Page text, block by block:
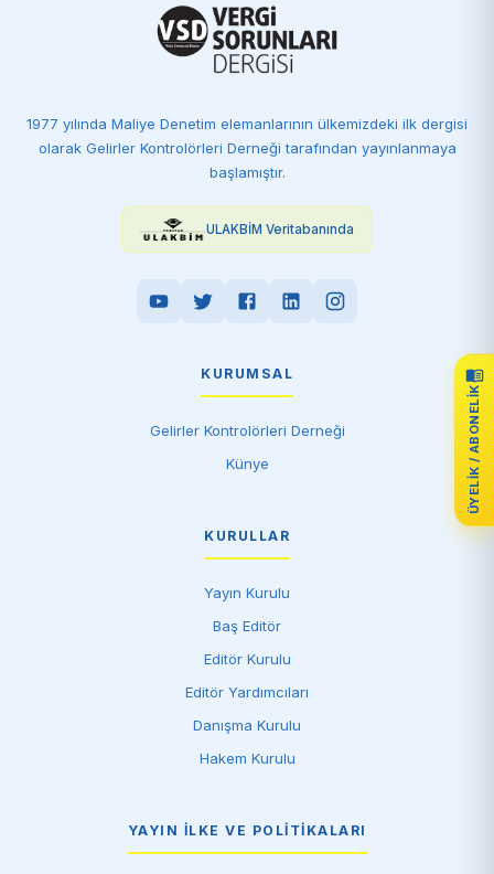
ÜYELIK / ABONELIK
1977 yılında Maliye Denetim elemanlarının ülkemizdeki ilk dergisi
olarak Gelirler Kontrolörleri Derneği tarafından yayınlanmaya
başlamıştır.
ULAKBİM Veritabanında
KURUMSAL
Gelirler Kontrolörleri Derneği
Künye
KURULLAR
Yayın Kurulu
Baş Editör
Editör Kurulu
Editör Yardımcıları
Danışma Kurulu
Hakem Kurulu
YAYIN İLKE VE POLITIKALARI